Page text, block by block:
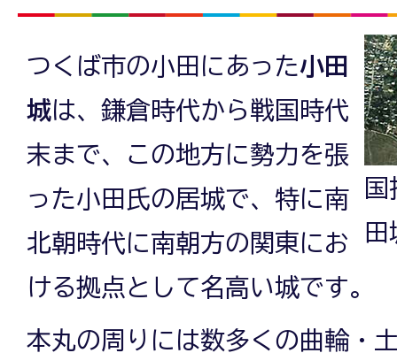
田
つくば市の小田にあった小田
城は、鎌倉時代から戦国時代
末まで、この地方に勢力を張
った小田氏の居城で、特に南
北朝時代に南朝方の関東にお
ける拠点として名高い城です。
本丸の周りには数多くの曲輪・